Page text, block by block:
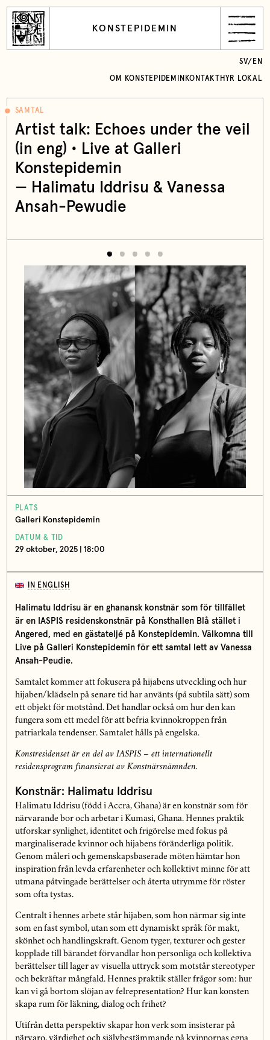
KONSTEPIDEMIN
OM KONSTEPIDEMIN KONTAKT HYR LOKAL
SV/ EN
SAMTAL
Artist talk: Echoes under the veil
(in eng) • Live at Galleri
Konstepidemin
— Halimatu Iddrisu & Vanessa
Ansah-Pewudie
PLATS
Galleri Konstepidemin
DATUM & TID
29 oktober, 2025 | 18:00
IN ENGLISH
Halimatu Iddrisu är en ghanansk konstnär som för tillfället
är en IASPIS residenskonstnär på Konsthallen Blå stället i
Angered, med en gästateljé på Konstepidemin. Välkomna till
Live på Galleri Konstepidemin för ett samtal lett av Vanessa
Ansah-Peudie.
Samtalet kommer att fokusera på hijabens utveckling och hur
hijaben/klädseln på senare tid har använts (på subtila sätt) som
ett objekt för motstånd. Det handlar också om hur den kan
fungera som ett medel för att befria kvinnokroppen från
patriarkala tendenser. Samtalet hålls på engelska.
Konstresidenset är en del av IASPIS – ett internationellt
residensprogram finansierat av Konstnärsnämnden.
Konstnär: Halimatu Iddrisu
Halimatu Iddrisu (född i Accra, Ghana) är en konstnär som för
närvarande bor och arbetar i Kumasi, Ghana. Hennes praktik
utforskar synlighet, identitet och frigörelse med fokus på
marginaliserade kvinnor och hijabens föränderliga politik.
Genom måleri och gemenskapsbaserade möten hämtar hon
inspiration från levda erfarenheter och kollektivt minne för att
utmana påtvingade berättelser och återta utrymme för röster
som ofta tystas.
Centralt i hennes arbete står hijaben, som hon närmar sig inte
som en fast symbol, utan som ett dynamiskt språk för makt,
skönhet och handlingskraft. Genom tyger, texturer och gester
kopplade till bärandet förvandlar hon personliga och kollektiva
berättelser till lager av visuella uttryck som motstår stereotyper
och bekräftar mångfald. Hennes praktik ställer frågor som: hur
kan vi gå bortom slöjan av felrepresentation? Hur kan konsten
skapa rum för läkning, dialog och frihet?
Utifrån detta perspektiv skapar hon verk som insisterar på